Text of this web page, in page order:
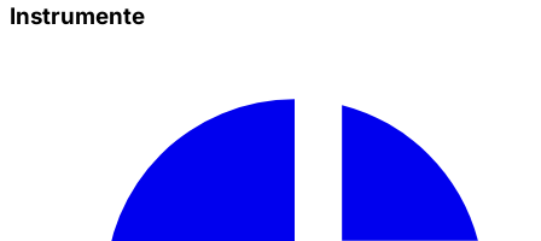
Instrumente